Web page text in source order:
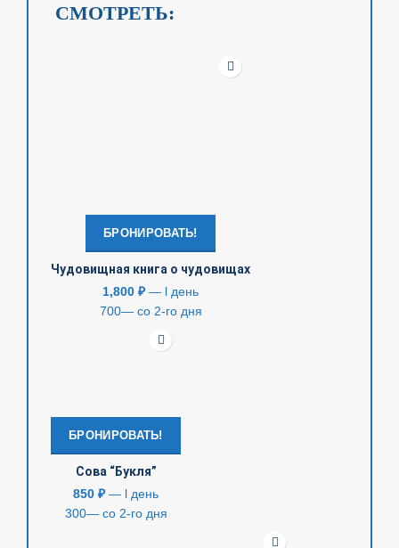
СМОТРЕТЬ:
БРОНИРОВАТЬ!
Чудовищная книга о чудовищах
1,800 ₽— l день
700— со 2-го дня
БРОНИРОВАТЬ!
Сова “Букля”
850 ₽— l день
300— со 2-го дня